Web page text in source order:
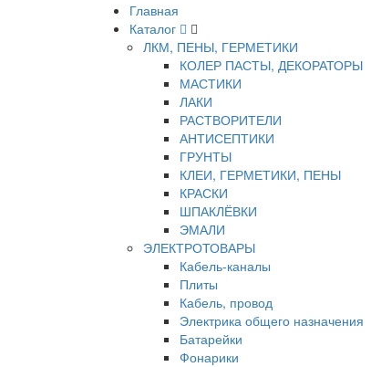
Главная
Каталог
ЛКМ, ПЕНЫ, ГЕРМЕТИКИ
КОЛЕР ПАСТЫ, ДЕКОРАТОРЫ
МАСТИКИ
ЛАКИ
РАСТВОРИТЕЛИ
АНТИСЕПТИКИ
ГРУНТЫ
КЛЕИ, ГЕРМЕТИКИ, ПЕНЫ
КРАСКИ
ШПАКЛЁВКИ
ЭМАЛИ
ЭЛЕКТРОТОВАРЫ
Кабель-каналы
Плиты
Кабель, провод
Электрика общего назначения
Батарейки
Фонарики